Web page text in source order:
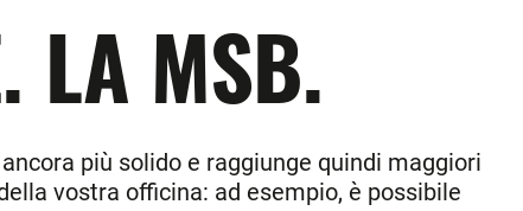
LA MSB.
più solido e raggiunge quindi maggiori
vostra officina: ad esempio, è possibile